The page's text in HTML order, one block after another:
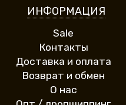
ИНФОРМАЦИЯ
Sale
Контакты
Доставка и оплата
Возврат и обмен
О нас